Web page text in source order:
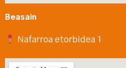
Beasain
Nafarroa etorbidea 1